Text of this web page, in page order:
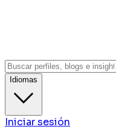
Idiomas
Iniciar sesión